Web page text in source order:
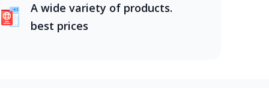
A wide variety of products.
best prices